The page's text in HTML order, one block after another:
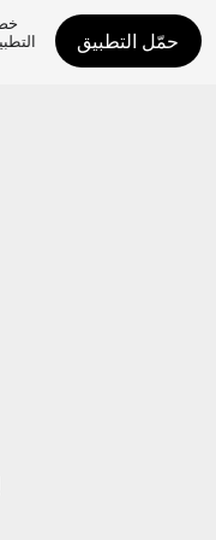
حمّل التطبيق